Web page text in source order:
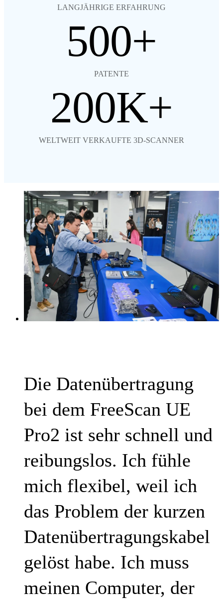
LANGJÄHRIGE ERFAHRUNG
500
PATENTE
200
WELTWEIT VERKAUFTE 3D-SCANNER
Die Datenübertragung
bei dem FreeScan UE
Pro2 ist sehr schnell und
reibungslos. Ich fühle
mich flexibel, weil ich
das Problem der kurzen
Datenübertragungskabel
gelöst habe. Ich muss
meinen Computer, der